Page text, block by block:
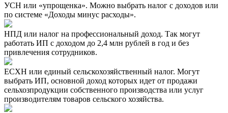
УСН или «упрощенка». Можно выбрать налог с доходов или
по системе «Доходы минус расходы».
НПД или налог на профессиональный доход. Так могут
работать ИП с доходом до 2,4 млн рублей в год и без
привлечения сотрудников.
ЕСХН или единый сельскохозяйственный налог. Могут
выбрать ИП, основной доход которых идет от продажи
сельхозпродукции собственного производства или услуг
производителям товаров сельского хозяйства.